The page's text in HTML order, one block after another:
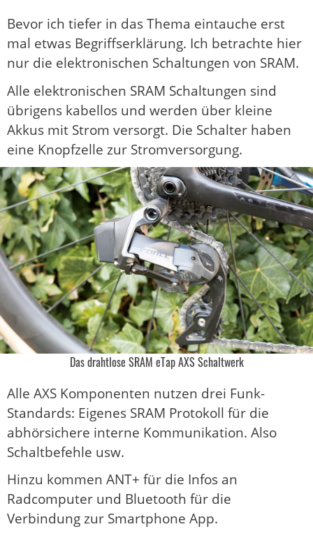
Bevor ich tiefer in das Thema eintauche erst
mal etwas Begriffserklärung. Ich betrachte hier
nur die elektronischen Schaltungen von SRAM.
Alle elektronischen SRAM Schaltungen sind
übrigens kabellos und werden über kleine
Akkus mit Strom versorgt. Die Schalter haben
eine Knopfzelle zur Stromversorgung.
Das drahtlose SRAM eTap AXS Schaltwerk
Alle AXS Komponenten nutzen drei Funk-
Standards: Eigenes SRAM Protokoll für die
abhörsichere interne Kommunikation. Also
Schaltbefehle usw.
Hinzu kommen ANT+ für die Infos an
Radcomputer und Bluetooth für die
Verbindung zur Smartphone App.